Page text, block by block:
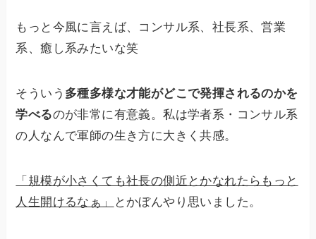
もっと今風に言えば、コンサル系、社長系、営業
系、癒し系みたいな笑
そういう 多種多様な才能がどこで発揮されるのかを
学べるのが非常に有意義。私は学者系・コンサル系
の人なんで軍師の生き方に大きく共感。
「規模が小さくても社長の側近とかなれたらもっと
人生開けるなぁ」
とかぼんやり思いました。